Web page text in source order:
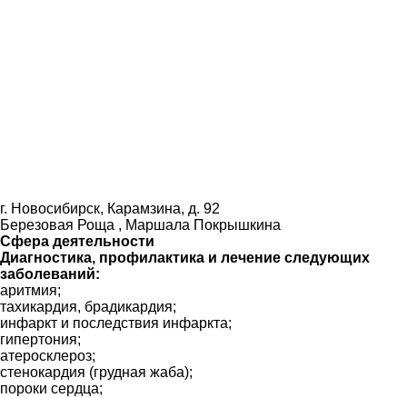
г. Новосибирск, Карамзина, д. 92
Березовая Роща , Маршала Покрышкина
Сфера деятельности
Диагностика, профилактика и лечение следующих
заболеваний:
аритмия;
тахикардия, брадикардия;
инфаркт и последствия инфаркта;
гипертония;
атеросклероз;
стенокардия (грудная жаба);
пороки сердца;